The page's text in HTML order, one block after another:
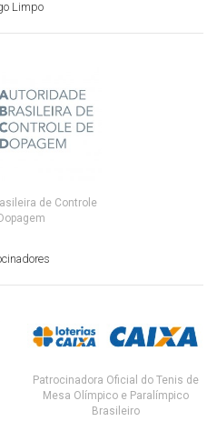
Limpo
de Controle
Patrocinadora Oficial do Tenis de
Mesa Olímpico e Paralímpico
Brasileiro